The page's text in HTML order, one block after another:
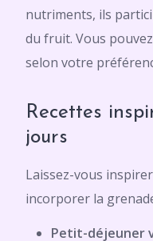
nutriments, ils
du fruit. Vous
selon votre
Recettes
jours
Laissez-vous
incorporer la
Petit-déjeuner